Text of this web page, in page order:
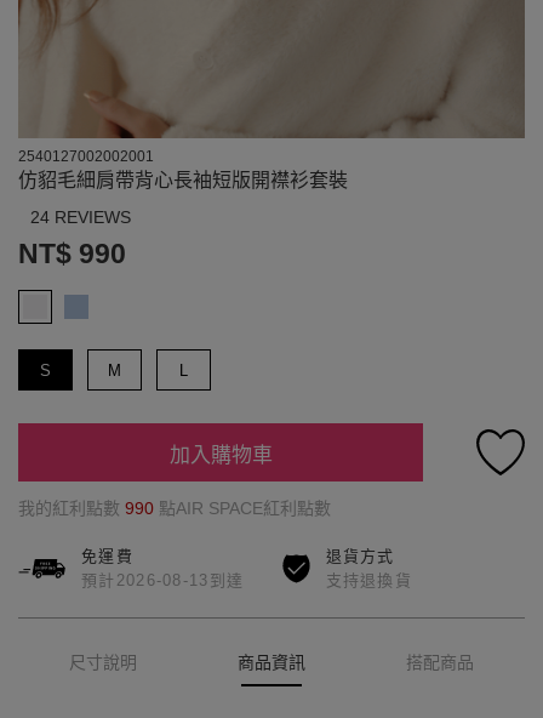
2540127002002001
仿貂毛細肩帶背心長袖短版開襟衫套裝
24 REVIEWS
NT$ 990
S M L
加入購物車
我的紅利點數 990 點AIR SPACE紅利點數
免運費
預計2026-08-13到達
退貨方式
支持退換貨
尺寸說明 商品資訊 搭配商品